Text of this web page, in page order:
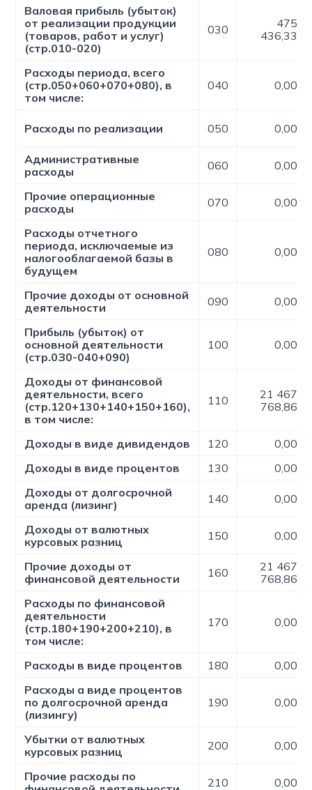
Валовая прибыль (убыток)
от реализации продукции
(товаров, работ и услуг)
(стр.010-020)
030
475
436,33
Расходы периода, всего
(стр.050+060+070+080), в
том числе:
040 0,00
Расходы по реализации 050 0,00
Административные
расходы
060 0,00
Прочие операционные
расходы
070 0,00
Расходы отчетного
периода, исключаемые из
налогооблагаемой базы в
будущем
080 0,00
Прочие доходы от основной
деятельности
090 0,00
Прибыль (убыток) от
основной деятельности
(стр.0З0-040+090)
100 0,00
Доходы от финансовой
деятельности, всего
(стр.120+130+140+150+160),
в том числе:
110
21 467
768,86
Доходы в виде дивидендов 120
0,00
Доходы в виде процентов
130
0,00
Доходы от долгосрочной
аренда (лизинг)
140 0,00
Доходы от валютных
курсовых разниц
150 0,00
Прочие доходы от
финансовой деятельности
160
21 467
768,86
Расходы по финансовой
деятельности
(стр.180+190+200+210), в
том числе:
170 0,00
Расходы в виде процентов 180
0,00
Расходы а виде процентов
по долгосрочной аренда
(лизингу)
190 0,00
Убытки от валютных
курсовых разниц
200 0,00
Прочие расходы по
210 0,00